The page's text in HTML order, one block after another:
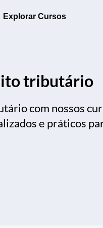
Explorar Cursos
tributário
com nossos
e práticos